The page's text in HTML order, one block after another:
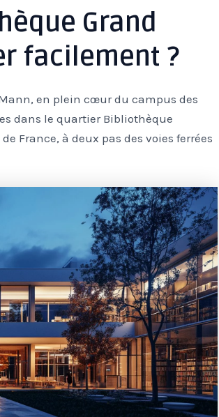
Grand
facilement ?
en plein cœur du campus des
dans le quartier Bibliothèque
France, à deux pas des voies ferrées